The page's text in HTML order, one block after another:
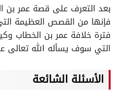
بعد التعرف على قصة عمر بن
فإنها من القصص العظيمة
فترة خلافة عمر بن الخطاب
التي سوف يسأله الله تعالى
الأسئلة الشائعة